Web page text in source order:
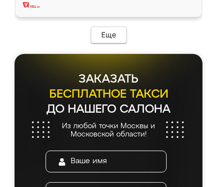
Еще
ЗАКАЗАТЬ
БЕСПЛАТНОЕ ТАКСИ
ДО НАШЕГО САЛОНА
Из любой точки Москвы и
Московской области!